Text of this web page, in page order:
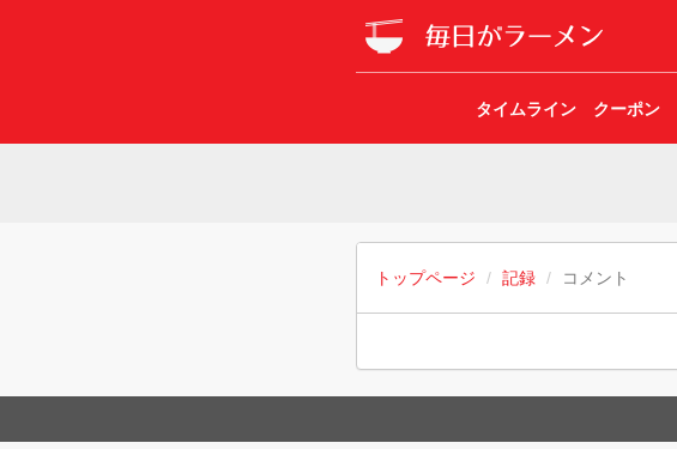
タイムライン クーポン
トップページ 記録 コメント